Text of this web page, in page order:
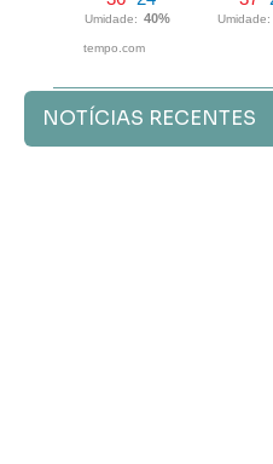
NOTÍCIAS RECENTES